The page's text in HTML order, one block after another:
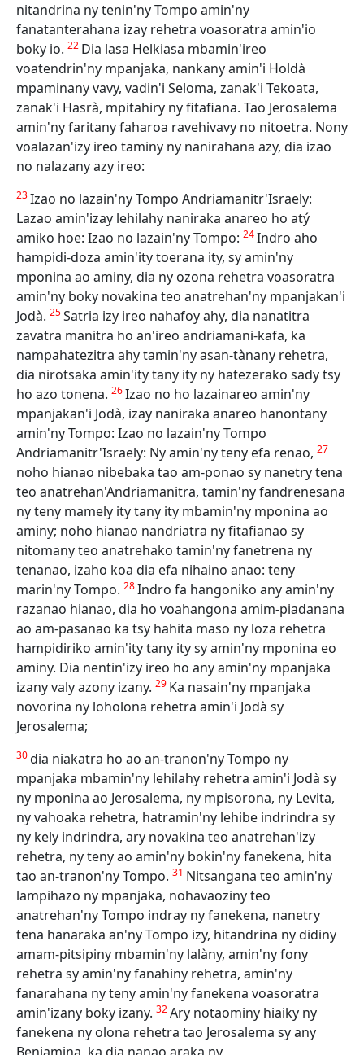
nitandrina ny tenin'ny Tompo amin'ny
fanatanterahana izay rehetra voasoratra amin'io
boky io. 22 Dia lasa Helkiasa mbamin'ireo
voatendrin'ny mpanjaka, nankany amin'i Holdà
mpaminany vavy, vadin'i Seloma, zanak'i Tekoata,
zanak'i Hasrà, mpitahiry ny fitafiana. Tao Jerosalema
amin'ny faritany faharoa ravehivavy no nitoetra. Nony
voalazan'izy ireo taminy ny nanirahana azy, dia izao
no nalazany azy ireo:
23Izao no lazain'ny Tompo Andriamanitr'Israely:
Lazao amin'izay lehilahy naniraka anareo ho atý
amiko hoe: Izao no lazain'ny Tompo: 24Indro aho
hampidi-doza amin'ity toerana ity, sy amin'ny
mponina ao aminy, dia ny ozona rehetra voasoratra
amin'ny boky novakina teo anatrehan'ny mpanjakan'i
Jodà. 25Satria izy ireo nahafoy ahy, dia nanatitra
zavatra manitra ho an'ireo andriamani-kafa, ka
nampahatezitra ahy tamin'ny asan-tànany rehetra,
dia nirotsaka amin'ity tany ity ny hatezerako sady tsy
ho azo tonena. 26Izao no ho lazainareo amin'ny
mpanjakan'i Jodà, izay naniraka anareo hanontany
amin'ny Tompo: Izao no lazain'ny Tompo
Andriamanitr'Israely: Ny amin'ny teny efa renao, 27
noho hianao nibebaka tao am-ponao sy nanetry tena
teo anatrehan'Andriamanitra, tamin'ny fandrenesana
ny teny mamely ity tany ity mbamin'ny mponina ao
aminy; noho hianao nandriatra ny fitafianao sy
nitomany teo anatrehako tamin'ny fanetrena ny
tenanao, izaho koa dia efa nihaino anao: teny
marin'ny Tompo. 28Indro fa hangoniko any amin'ny
razanao hianao, dia ho voahangona amim-piadanana
ao am-pasanao ka tsy hahita maso ny loza rehetra
hampidiriko amin'ity tany ity sy amin'ny mponina eo
aminy. Dia nentin'izy ireo ho any amin'ny mpanjaka
izany valy azony izany. 29 Ka nasain'ny mpanjaka
novorina ny loholona rehetra amin'i Jodà sy
Jerosalema;
30dia niakatra ho ao an-tranon'ny Tompo ny
mpanjaka mbamin'ny lehilahy rehetra amin'i Jodà sy
ny mponina ao Jerosalema, ny mpisorona, ny Levita,
ny vahoaka rehetra, hatramin'ny lehibe indrindra sy
ny kely indrindra, ary novakina teo anatrehan'izy
rehetra, ny teny ao amin'ny bokin'ny fanekena, hita
tao an-tranon'ny Tompo. 31 Nitsangana teo amin'ny
lampihazo ny mpanjaka, nohavaoziny teo
anatrehan'ny Tompo indray ny fanekena, nanetry
tena hanaraka an'ny Tompo izy, hitandrina ny didiny
amam-pitsipiny mbamin'ny lalàny, amin'ny fony
rehetra sy amin'ny fanahiny rehetra, amin'ny
fanarahana ny teny amin'ny fanekena voasoratra
amin'izany boky izany. 32Ary notaominy hiaiky ny
fanekena ny olona rehetra tao Jerosalema sy any